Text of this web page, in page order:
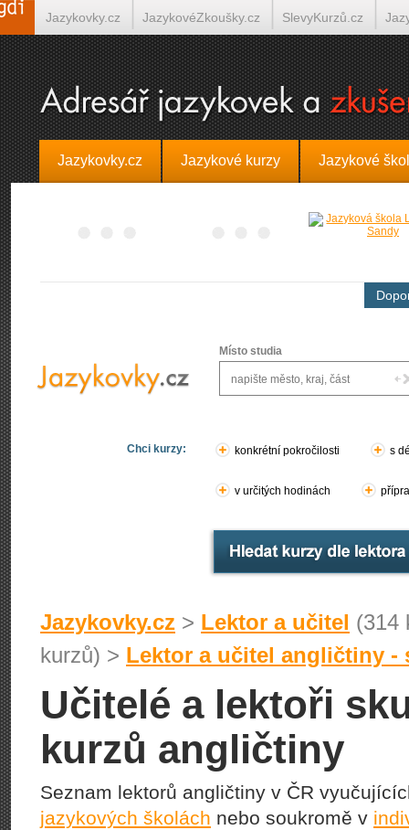
Jazykovky.cz Jazykové kurzy Jazykové
Místo studia
Chci kurzy: konkrétní pokročilosti s
v určitých hodinách
Jazykovky.cz > Lektor a učitel (314
kurzů) > Lektor a učitel angličtiny -
Učitelé a lektoři
kurzů angličtiny
Seznam lektorů angličtiny v ČR
jazykových školách nebo soukromě v
Jazykovky.cz JazykovéZkoušky.cz SlevyKurzů.cz
Španělština on-line Italština on-line Tlumočení-